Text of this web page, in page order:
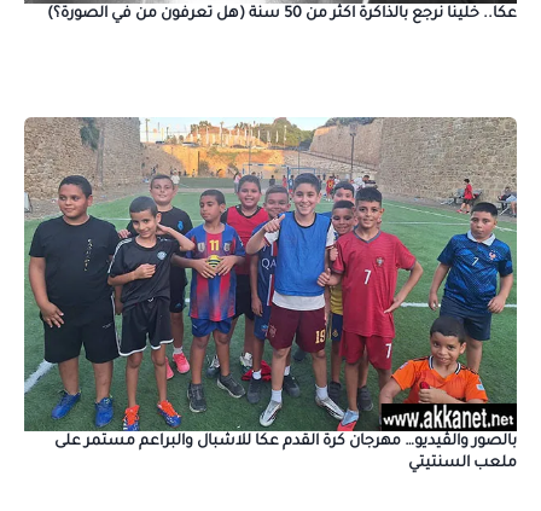
عكا.. خلينا نرجع بالذاكرة اكثر من 50 سنة (هل تعرفون من في الصورة؟)
بالصور والڤيديو… مهرجان كرة القدم عكا للاشبال والبراعم مستمر على
ملعب السنتيتي